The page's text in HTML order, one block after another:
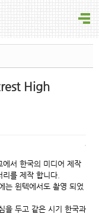
High
서 한국의 미디어 제작
를 제작 합니다.
는 윈텍에서도 촬영 되었
을 두고 같은 시기 한국과
5